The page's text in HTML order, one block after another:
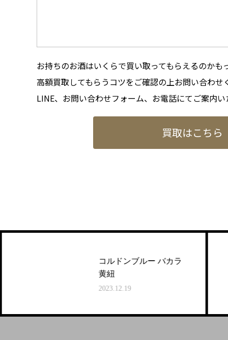
お持ちのお酒はいくらで買い取ってもらえるのか
高額買取してもらうコツをご確認の上お問い合わせ
LINE、お問い合わせフォーム、お電話にてご案内い
買取はこちら
コルドンブルー バカラ